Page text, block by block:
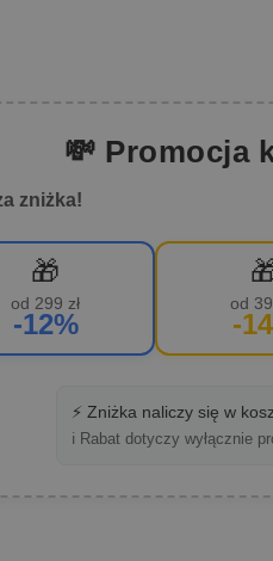
💸 Promocja
zniżka!
🎁
od 299 zł
-12%
od
-
⚡ Zniżka naliczy się w
ℹ️ Rabat dotyczy wyłącznie